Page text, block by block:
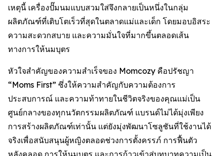
เหตุนี้ เครื่องปั๊มนมแบบสวมใส่จึงกลายเป็นหนึ่งในกลุ่ม
ผลิตภัณฑ์ที่เติบโตเร็วที่สุดในตลาดแม่และเด็ก โดยมอบอิสระ
ความสะดวกสบาย และความมั่นใจที่มากขึ้นตลอดเส้น
ทางการให้นมบุตร
หัวใจสำคัญของความสำเร็จของ Momcozy คือปรัชญา
“Moms First” ซึ่งให้ความสำคัญกับความต้องการ
ประสบการณ์ และความท้าทายในชีวิตจริงของคุณแม่เป็น
ศูนย์กลางของทุกนวัตกรรมผลิตภัณฑ์ แบรนด์ไม่ได้มุ่งเพียง
การสร้างผลิตภัณฑ์เท่านั้น แต่ยังมุ่งพัฒนาโซลูชันที่ใช้งานได้
จริงเพื่อสนับสนุนผู้หญิงตลอดช่วงการตั้งครรภ์ การฟื้นตัว